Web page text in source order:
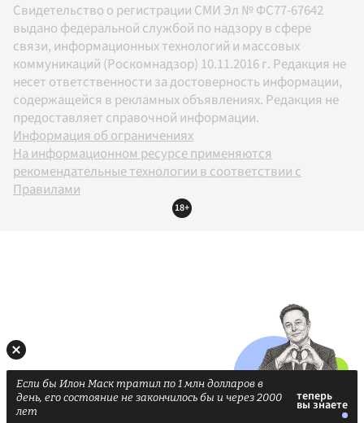
Свидетельство о регистрации СМИ Эл № ФС77-67642
выдано федеральной службой по надзору в сфере
связи, информационных технологий и массовых
коммуникаций (Роскомнадзор) 10.11.2016 г. Редакция не
несет ответственности за достоверность информации,
содержащейся в рекламных объявлениях. Редакция не
предоставляет справочной информации.
Информация об ограничениях
На информационном ресурсе применяются
рекомендательные технологии в соответствии с
Правилами
18+
Если бы Илон Маск тратил по 1 млн долларов в
день, его состояние не закончилось бы и через 2000
лет